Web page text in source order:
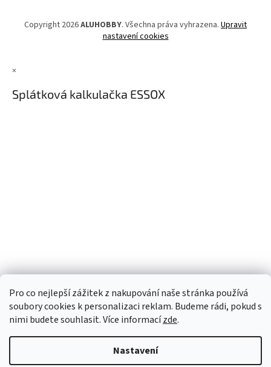
Pro co nejlepší zážitek z nakupování naše stránka používá
soubory cookies k personalizaci reklam. Budeme rádi, pokud s
nimi budete souhlasit. Více informacízde.
Nastavení
Copyright 2026ALUHOBBY. Všechna práva vyhrazena. Upravit
nastavení cookies
×
Splátková kalkulačka ESSOX